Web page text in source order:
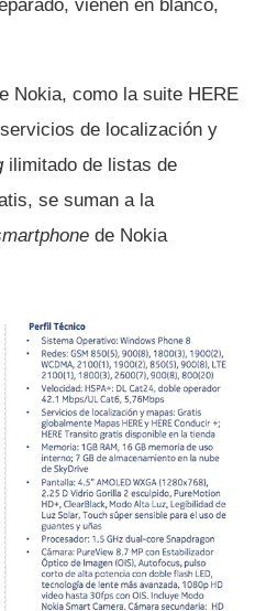
vienen en blanco,
Nokia, como la suite HERE
de localización y
ilimitado de listas de
se suman a la
de Nokia